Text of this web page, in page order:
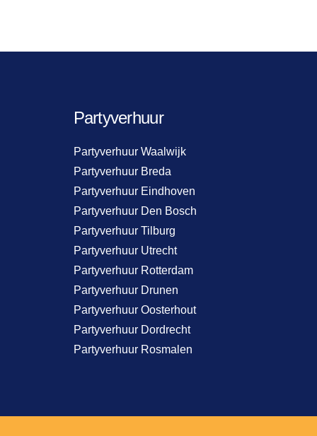
Partyverhuur
Partyverhuur Waalwijk
Partyverhuur Breda
Partyverhuur Eindhoven
Partyverhuur Den Bosch
Partyverhuur Tilburg
Partyverhuur Utrecht
Partyverhuur Rotterdam
Partyverhuur Drunen
Partyverhuur Oosterhout
Partyverhuur Dordrecht
Partyverhuur Rosmalen